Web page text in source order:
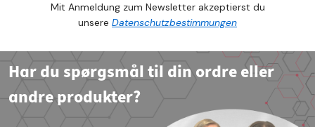
Mit Anmeldung zum Newsletter akzeptierst du
unsere Datenschutzbestimmungen
Har du spørgsmål til din ordre eller
andre produkter?